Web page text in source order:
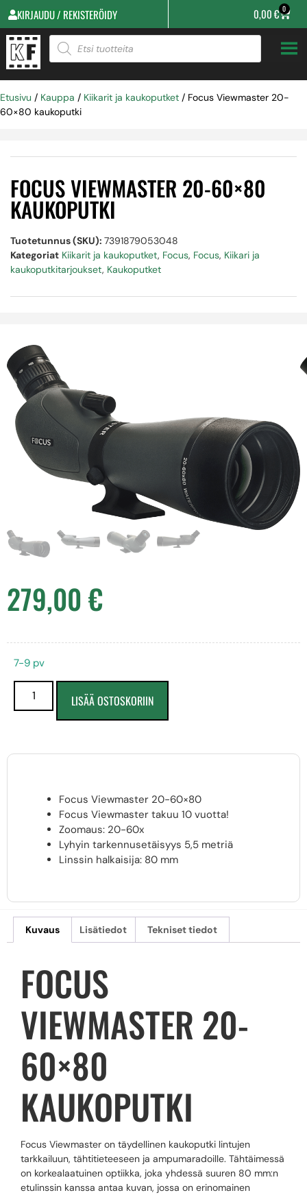
KIRJAUDU / REKISTERÖIDY 0,00€ 0
Etusivu / Kauppa / Kiikarit ja kaukoputket / Focus Viewmaster 20-
60×80 kaukoputki
FOCUS VIEWMASTER 20-60×80
KAUKOPUTKI
Tuotetunnus (SKU): 7391879053048
Kategoriat Kiikarit ja kaukoputket, Focus, Focus, Kiikari ja
kaukoputkitarjoukset, Kaukoputket
279,00€
7-9 pv
LISÄÄ OSTOSKORIIN
Focus Viewmaster 20-60×80
Focus Viewmaster takuu 10 vuotta!
Zoomaus: 20-60x
Lyhyin tarkennusetäisyys 5,5 metriä
Linssin halkaisija: 80 mm
Kuvaus Lisätiedot Tekniset tiedot
FOCUS
VIEWMASTER 20-
60×80
KAUKOPUTKI
Focus Viewmaster on täydellinen kaukoputki lintujen
tarkkailuun, tähtitieteeseen ja ampumaradoille. Tähtäimessä
on korkealaatuinen optiikka, joka yhdessä suuren 80 mm:n
etulinssin kanssa antaa kuvan, jossa on erinomainen